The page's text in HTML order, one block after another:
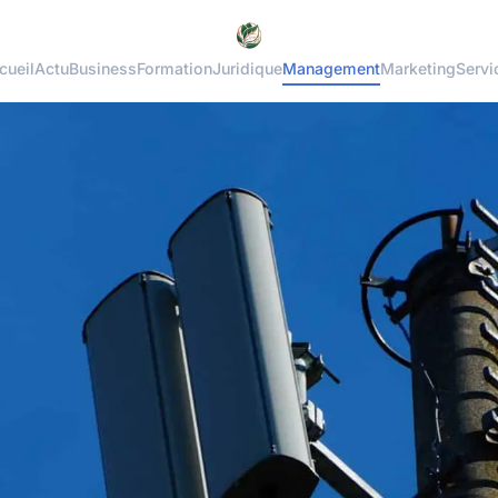
ActuBusinessFormationJuridiqueManagementMarketing